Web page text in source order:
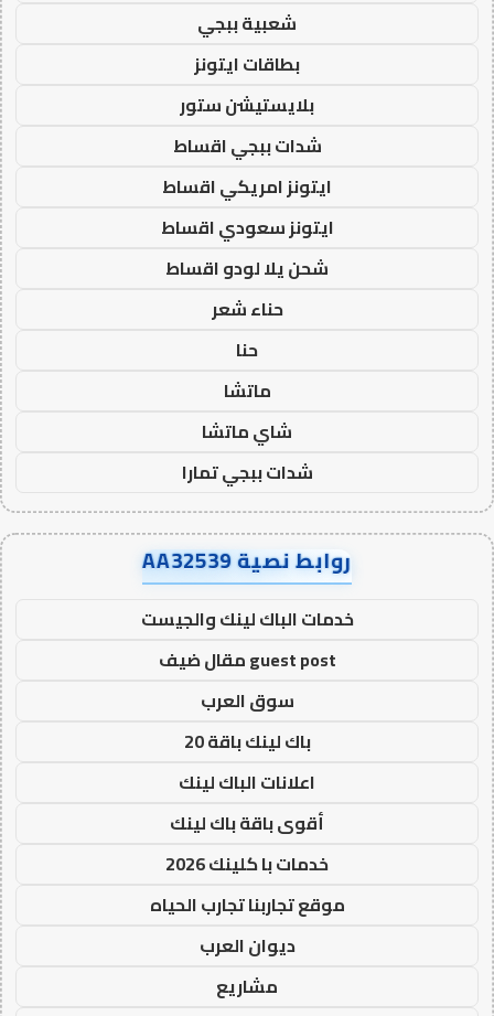
شعبية ببجي
بطاقات ايتونز
بلايستيشن ستور
شدات ببجي اقساط
ايتونز امريكي اقساط
ايتونز سعودي اقساط
شحن يلا لودو اقساط
حناء شعر
حنا
ماتشا
شاي ماتشا
شدات ببجي تمارا
روابط نصية AA32539
خدمات الباك لينك والجيست
guest post مقال ضيف
سوق العرب
باك لينك باقة 20
اعلانات الباك لينك
أقوى باقة باك لينك
خدمات با كلينك 2026
موقع تجاربنا تجارب الحياه
ديوان العرب
مشاريع